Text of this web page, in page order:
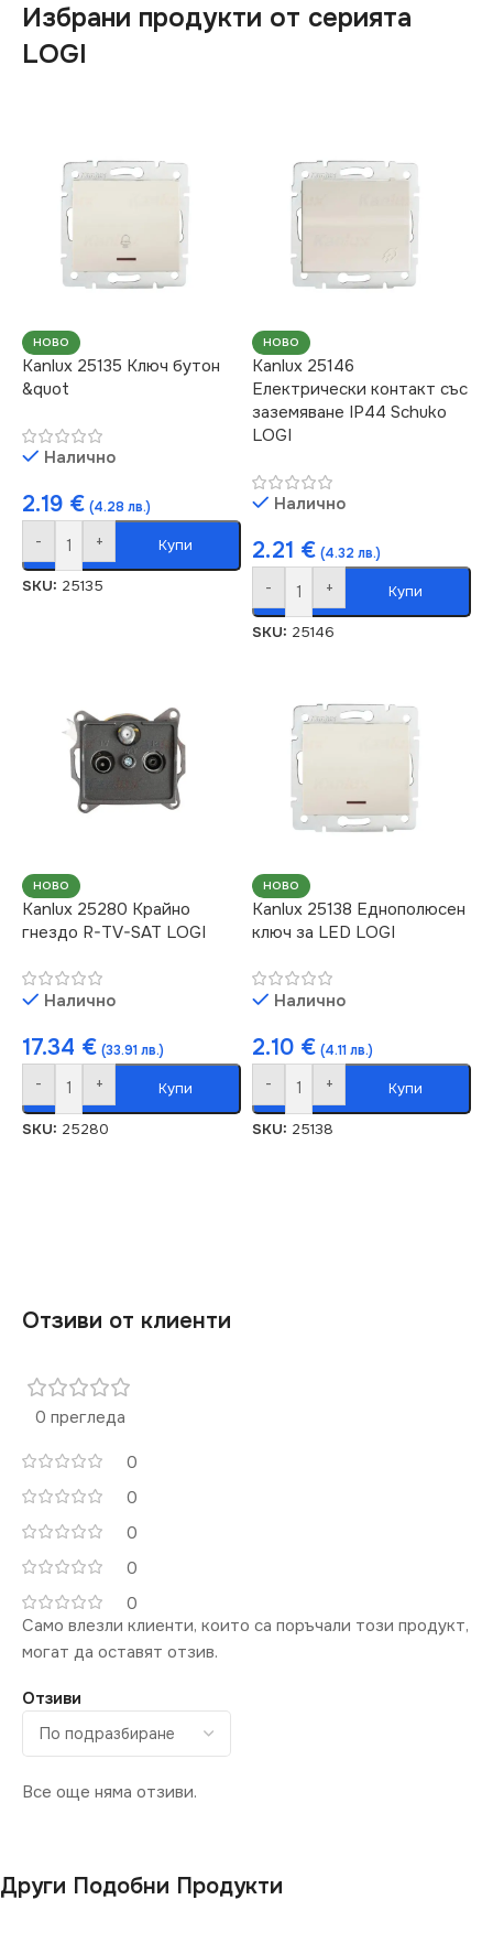
Избрани продукти от серията
LOGI
НОВО
Kanlux 25135 Ключ бутон
&quot
Налично
2.19 € (4.28 лв.)
- + Купи
SKU: 25135
НОВО
Kanlux 25146
Електрически контакт със
заземяване IP44 Schuko
LOGI
Налично
2.21 € (4.32 лв.)
- + Купи
SKU: 25146
НОВО
Kanlux 25280 Крайно
гнездо R-TV-SAT LOGI
Налично
17.34 € (33.91 лв.)
- + Купи
SKU: 25280
НОВО
Kanlux 25138 Еднополюсен
ключ за LED LOGI
Налично
2.10 € (4.11 лв.)
- + Купи
SKU: 25138
Отзиви от клиенти
0 прегледа
0
0
0
0
0
Отзиви
Все още няма отзиви.
Само влезли клиенти, които са поръчали този продукт,
могат да оставят отзив.
Други Подобни Продукти